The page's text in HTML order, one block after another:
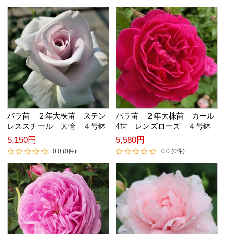
バラ苗 ２年大株苗 ステン
レススチール 大輪 ４号鉢
5,150円
0.0 (0件)
バラ苗 ２年大株苗 カール
4世 レンズローズ ４号鉢
5,580円
0.0 (0件)